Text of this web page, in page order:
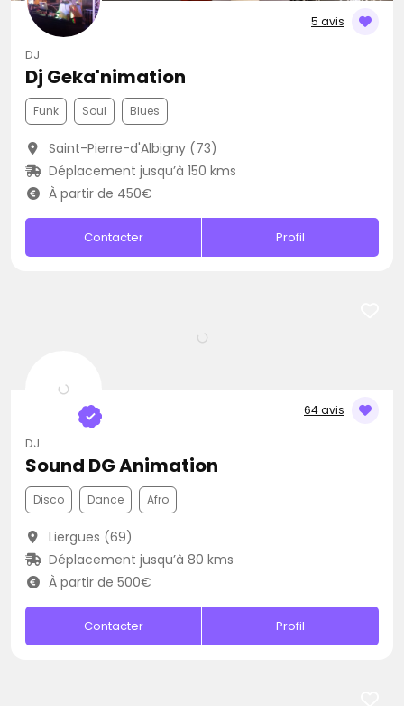
5 avis
DJ
Dj Geka'nimation
Funk Soul Blues
Saint-Pierre-d'Albigny (73)
Déplacement jusqu’à 150 kms
À partir de 450€
Contacter Profil
64 avis
DJ
Sound DG Animation
Disco Dance Afro
Liergues (69)
Déplacement jusqu’à 80 kms
À partir de 500€
Contacter Profil